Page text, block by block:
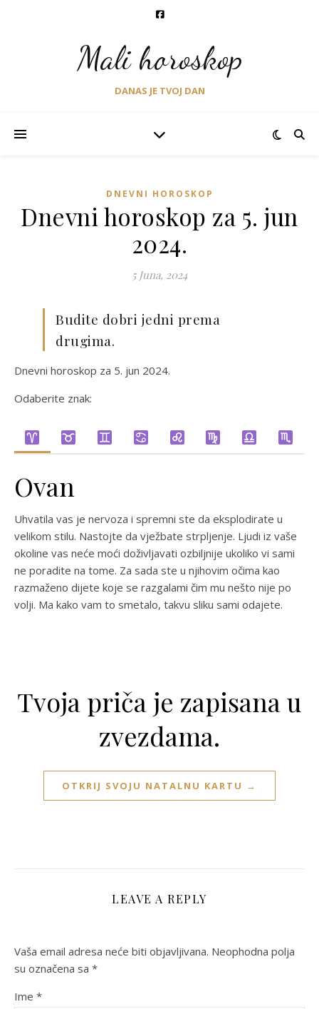
Mali horoskop
DANAS JE TVOJ DAN
DNEVNI HOROSKOP
Dnevni horoskop za 5. jun
2024.
5 Juna, 2024
Budite dobri jedni prema
drugima.
Dnevni horoskop za 5. jun 2024.
Odaberite znak:
Ovan
Uhvatila vas je nervoza i spremni ste da eksplodirate u
velikom stilu. Nastojte da vježbate strpljenje. Ljudi iz vaše
okoline vas neće moći doživljavati ozbiljnije ukoliko vi sami
ne poradite na tome. Za sada ste u njihovim očima kao
razmaženo dijete koje se razgalami čim mu nešto nije po
volji. Ma kako vam to smetalo, takvu sliku sami odajete.
Tvoja priča je zapisana u
zvezdama.
OTKRIJ SVOJU NATALNU KARTU →
LEAVE A REPLY
Vaša email adresa neće biti objavljivana. Neophodna polja
su označena sa *
Ime *